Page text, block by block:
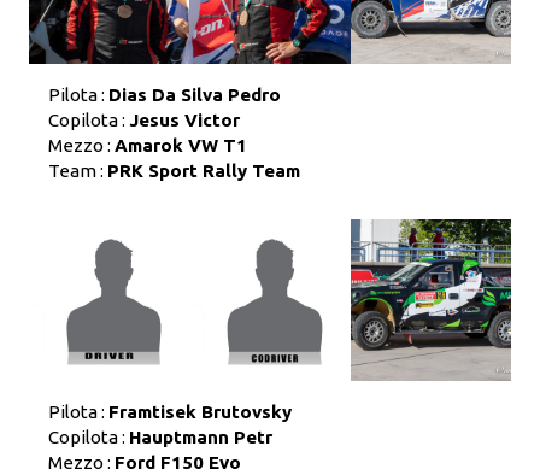
Pilota : Dias Da Silva Pedro
Copilota : Jesus Victor
Mezzo : Amarok VW T1
Team : PRK Sport Rally Team
Pilota : Framtisek Brutovsky
Copilota : Hauptmann Petr
Mezzo : Ford F150 Evo